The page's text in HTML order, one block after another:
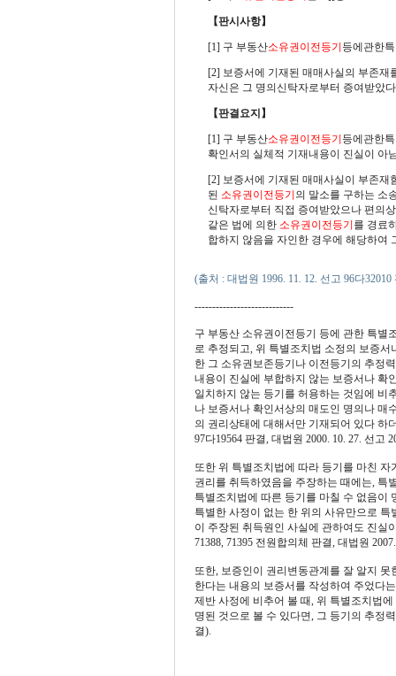
【판시사항】
[1] 구 부동산소유권이전등기등에관한
[2] 보증서에 기재된 매매사실의 부존재
자신은 그 명의신탁자로부터 증여받았
【판결요지】
[1] 구 부동산소유권이전등기등에관한
확인서의 실체적 기재내용이 진실이 아
[2] 보증서에 기재된 매매사실이 부존재
된 소유권이전등기의 말소를 구하는 소
신탁자로부터 직접 증여받았으나 편의
같은 법에 의한 소유권이전등기를 경료
합하지 않음을 자인한 경우에 해당하여
(출처 : 대법원 1996. 11. 12. 선고 96다
----------------------------
구 부동산 소유권이전등기 등에 관한 특별
로 추정되고, 위 특별조치법 소정의 보증
한 그 소유권보존등기나 이전등기의 추정
내용이 진실에 부합하지 않는 보증서나 확
일치하지 않는 등기를 허용하는 것임에 비
나 보증서나 확인서상의 매도인 명의나 매
의 권리상태에 대해서만 기재되어 있다 하
97다19564 판결, 대법원 2000. 10. 27. 선고
또한 위 특별조치법에 따라 등기를 마친
권리를 취득하였음을 주장하는 때에는, 특
특별조치법에 따른 등기를 마칠 수 없음이
특별한 사정이 없는 한 위의 사유만으로
이 주장된 취득원인 사실에 관하여도 진실
71388, 71395 전원합의체 판결, 대법원
또한, 보증인이 권리변동관계를 잘 알지
한다는 내용의 보증서를 작성하여 주었다
제반 사정에 비추어 볼 때, 위 특별조치법
명된 것으로 볼 수 있다면, 그 등기의 추정
결).